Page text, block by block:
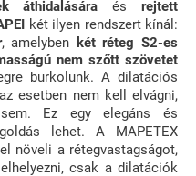
áthidalására ésrejtett
két ilyen rendszert kínál:
, amelyben
két réteg S2-es
nem szőtt szövetet
burkolunk. A dilatációs
esetben nem kell elvágni,
Ez egy elegáns és
lehet. A MAPETEX
növeli a rétegvastagságot,
csak a dilatációk